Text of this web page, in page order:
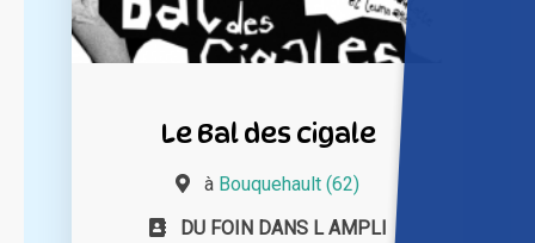
Le Bal des cigale
à Bouquehault (62)
DU FOIN DANS L AMPLI